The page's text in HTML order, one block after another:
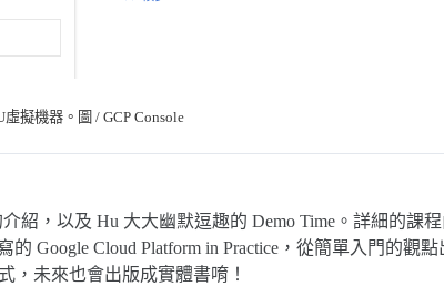
虛擬機器。圖 / GCP Console
紹，以及 Hu 大大幽默逗趣的 Demo Time。詳細的課程
Google Cloud Platform in Practice，從簡單入門的觀點
，未來也會出版成實體書唷！